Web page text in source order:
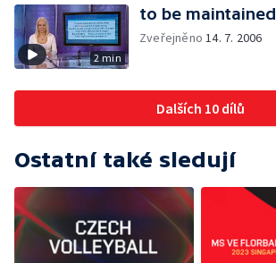
2 min
to be maintained
Zveřejněno14. 7. 2006
Dalších 10 dílů
Ostatní také sledují